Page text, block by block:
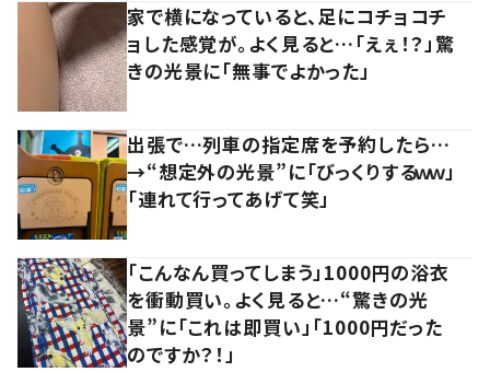
家で横になっていると、足にコチョコチ
ョした感覚が。よく見ると…「えぇ！？」驚
きの光景に「無事でよかった」
出張で…列車の指定席を予約したら…
→“想定外の光景”に「びっくりするｗｗ」
「連れて行ってあげて笑」
「こんなん買ってしまう」1000円の浴衣
を衝動買い。よく見ると…“驚きの光
景”に「これは即買い」「1000円だった
のですか？！」